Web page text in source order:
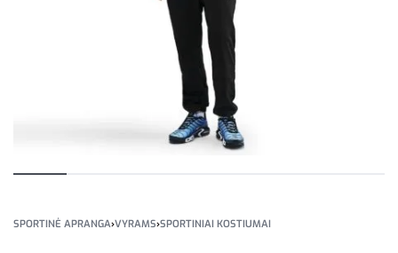
SPORTINĖ APRANGA›VYRAMS›SPORTINIAI KOSTIUMAI